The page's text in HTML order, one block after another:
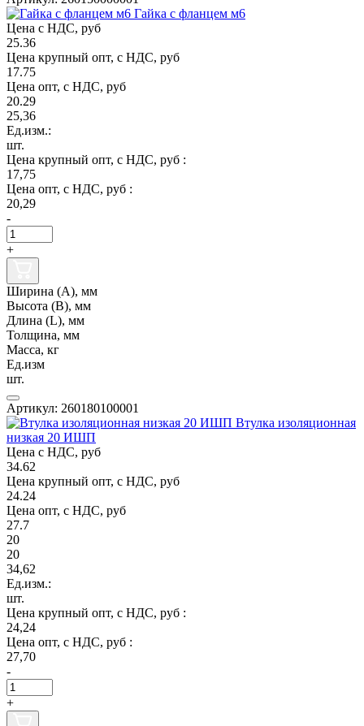
Гайка с фланцем м6
Цена с НДС, руб
25.36
Цена крупный опт, с НДС, руб
17.75
Цена опт, с НДС, руб
20.29
25,36
Ед.изм.:
шт.
Цена крупный опт, с НДС, руб :
17,75
Цена опт, с НДС, руб :
20,29
-
+
Ширина (А), мм
Высота (В), мм
Длина (L), мм
Толщина, мм
Масса, кг
Ед.изм
шт.
Артикул: 260180100001
Втулка изоляционная
низкая 20 ИШП
Цена с НДС, руб
34.62
Цена крупный опт, с НДС, руб
24.24
Цена опт, с НДС, руб
27.7
20
20
34,62
Ед.изм.:
шт.
Цена крупный опт, с НДС, руб :
24,24
Цена опт, с НДС, руб :
27,70
-
+